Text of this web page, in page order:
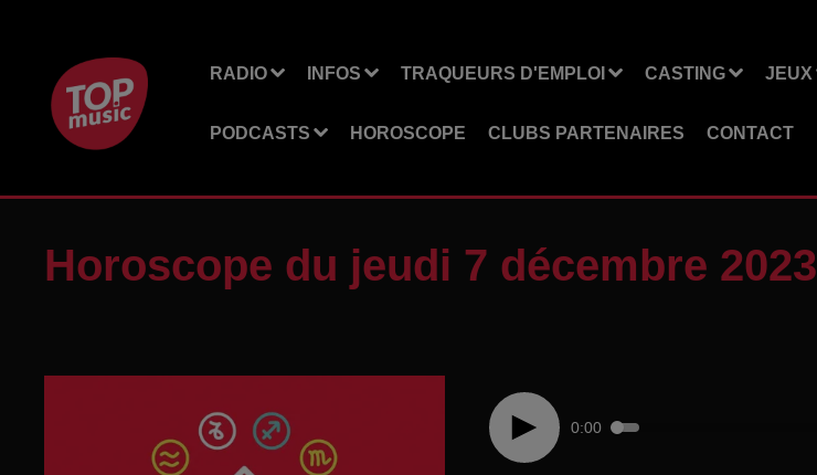
RADIO INFOS TRAQUEURS D'EMPLOI CASTING JEUX
PODCASTS HOROSCOPE CLUBS PARTENAIRES CONTACT
Horoscope du jeudi 7 décembre 2023
0:00